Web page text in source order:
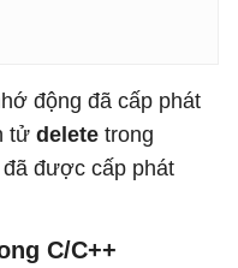
động đã cấp phát
tử delete trong
được cấp phát
C/C++